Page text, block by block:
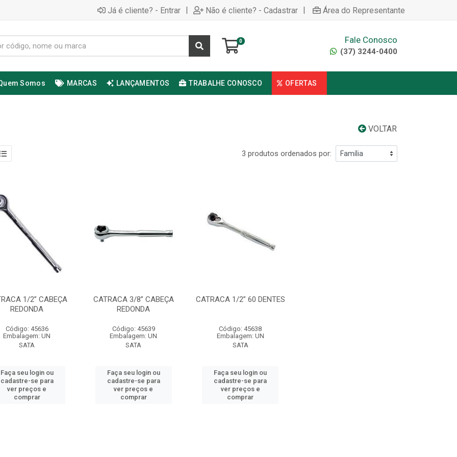
Já é cliente? - Entrar | Não é cliente? - Cadastrar | Área do Representante
0 Fale Conosco
(37) 3244-0400
Somos MARCAS LANÇAMENTOS TRABALHE CONOSCO OFERTAS
VOLTAR
3 produtos ordenados por:
1/2” CABEÇA
REDONDA
Código: 45636
Embalagem: UN
SATA
Faça seu login ou
cadastre-se para
ver preços e
comprar
CATRACA 3/8” CABEÇA
REDONDA
Código: 45639
Embalagem: UN
SATA
Faça seu login ou
cadastre-se para
ver preços e
comprar
CATRACA 1/2” 60 DENTES
Código: 45638
Embalagem: UN
SATA
Faça seu login ou
cadastre-se para
ver preços e
comprar